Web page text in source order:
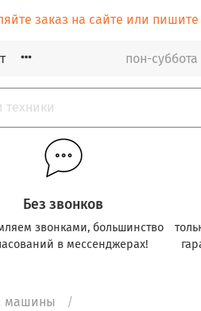
заказ на сайте или
пон-
Без звонков
звонками, большинство
в мессенджерах!
машины